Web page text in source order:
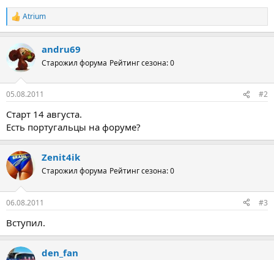
Р
е
к
ц
и
Atrium
andru69
Старожил форума Рейтинг сезона: 0
05.08.2011 #2
Старт 14 августа.
Есть португальцы на форуме?
Zenit4ik
Старожил форума Рейтинг сезона: 0
06.08.2011 #3
Вступил.
den_fan